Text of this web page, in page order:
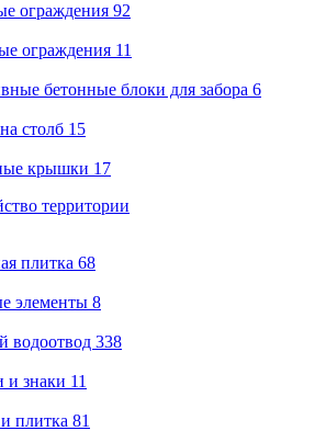
ограждения 92
ограждения 11
бетонные блоки для забора 6
столб 15
крышки 17
территории
плитка 68
элементы 8
водоотвод 338
и знаки 11
плитка 81